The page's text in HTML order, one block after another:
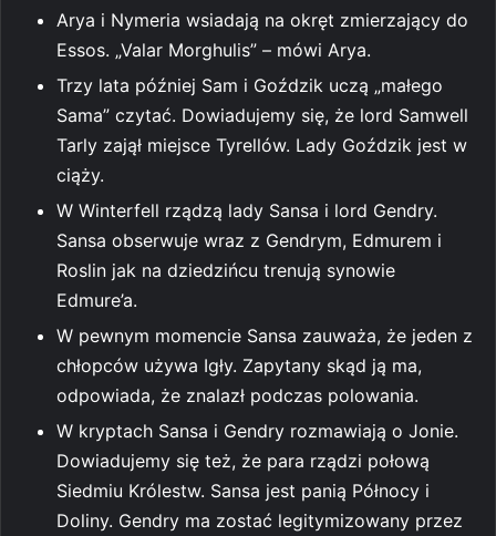
Arya i Nymeria wsiadają na okręt zmierzający do
Essos. „Valar Morghulis” – mówi Arya.
Trzy lata później Sam i Goździk uczą „małego
Sama” czytać. Dowiadujemy się, że lord Samwell
Tarly zajął miejsce Tyrellów. Lady Goździk jest w
ciąży.
W Winterfell rządzą lady Sansa i lord Gendry.
Sansa obserwuje wraz z Gendrym, Edmurem i
Roslin jak na dziedzińcu trenują synowie
Edmure’a.
W pewnym momencie Sansa zauważa, że jeden z
chłopców używa Igły. Zapytany skąd ją ma,
odpowiada, że znalazł podczas polowania.
W kryptach Sansa i Gendry rozmawiają o Jonie.
Dowiadujemy się też, że para rządzi połową
Siedmiu Królestw. Sansa jest panią Północy i
Doliny. Gendry ma zostać legitymizowany przez